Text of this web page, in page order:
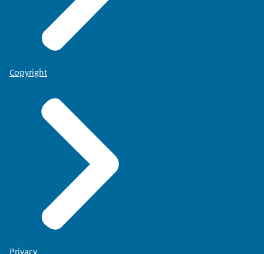
Copyright
Privacy